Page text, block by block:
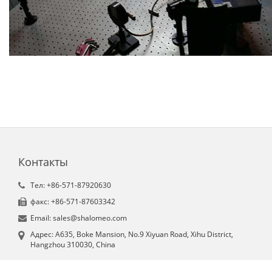
Контакты
Tел: +86-571-87920630
факс: +86-571-87603342
Email: sales@shalomeo.com
Aдрес: A635, Boke Mansion, No.9 Xiyuan Road, Xihu District,
Hangzhou 310030, China